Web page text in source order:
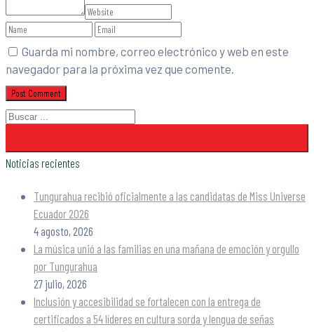
Guarda mi nombre, correo electrónico y web en este
navegador para la próxima vez que comente.
Noticias recientes
Tungurahua recibió oficialmente a las candidatas de Miss Universe
Ecuador 2026
4 agosto, 2026
La música unió a las familias en una mañana de emoción y orgullo
por Tungurahua
27 julio, 2026
Inclusión y accesibilidad se fortalecen con la entrega de
certificados a 54 líderes en cultura sorda y lengua de señas